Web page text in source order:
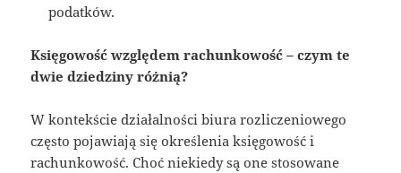
podatków.
Księgowość względem rachunkowość – czym te
dwie dziedziny różnią?
W kontekście działalności biura rozliczeniowego
często pojawiają się określenia księgowość i
rachunkowość. Choć niekiedy są one stosowane